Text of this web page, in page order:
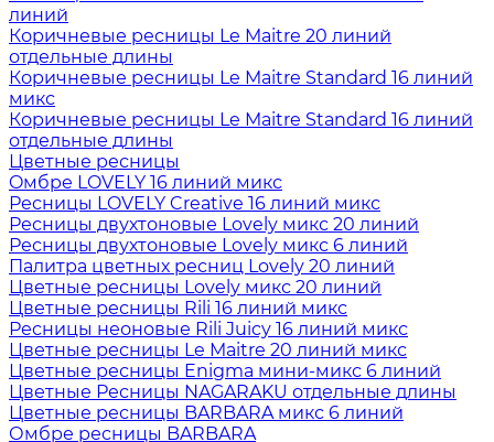
линий
Коричневые ресницы Le Maitre 20 линий
отдельные длины
Коричневые ресницы Le Maitre Standard 16 линий
микс
Коричневые ресницы Le Maitre Standard 16 линий
отдельные длины
Цветные ресницы
Oмбре LOVELY 16 линий микс
Ресницы LOVELY Creative 16 линий микс
Ресницы двухтоновые Lovely микс 20 линий
Ресницы двухтоновые Lovely микс 6 линий
Палитра цветных ресниц Lovely 20 линий
Цветные ресницы Lovely микс 20 линий
Цветные ресницы Rili 16 линий микс
Ресницы неоновые Rili Juicy 16 линий микс
Цветные ресницы Le Maitre 20 линий микс
Цветные ресницы Enigma мини-микс 6 линий
Цветные Ресницы NAGARAKU отдельные длины
Цветные ресницы BARBARA микс 6 линий
Омбре ресницы BARBARA